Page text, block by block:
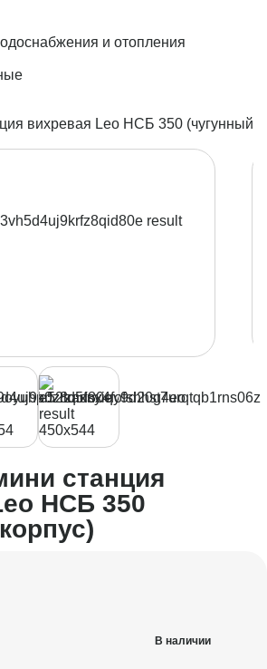
и отопления
вихревая Leo НСБ 350 (чугунный
станция
НСБ 350
В наличии